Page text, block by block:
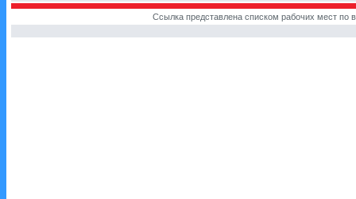
Ссылка представлена списком рабочих мест по